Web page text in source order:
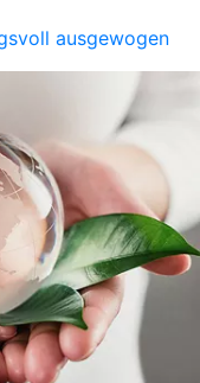
ausgewogen